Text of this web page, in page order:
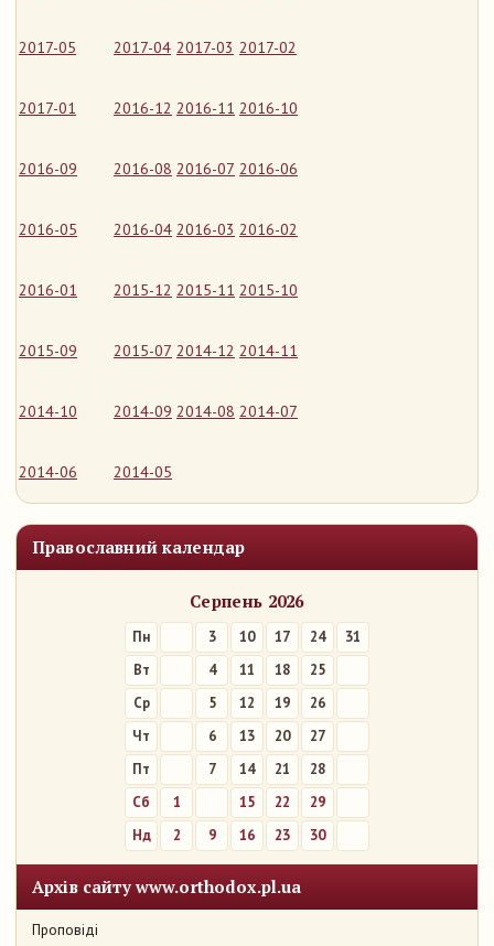
2017-05 2017-04 2017-03 2017-02
2017-01 2016-12 2016-11 2016-10
2016-09 2016-08 2016-07 2016-06
2016-05 2016-04 2016-03 2016-02
2016-01 2015-12 2015-11 2015-10
2015-09 2015-07 2014-12 2014-11
2014-10 2014-09 2014-08 2014-07
2014-06 2014-05
Православний календар
Серпень 2026
Пн 3 10 17 24
31
Вт
4 11 18
25
Ср
5 12 19
26
Чт
6 13 20
27
Пт
7 14 21
28
Сб
1 15 22
29
Нд
2 9 16 23 30
Архів сайту www.orthodox.pl.ua
Проповіді